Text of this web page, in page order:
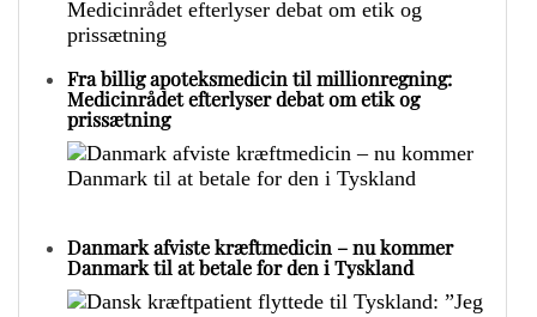
Fra billig apoteksmedicin til millionregning:
Medicinrådet efterlyser debat om etik og
prissætning
Danmark afviste kræftmedicin – nu kommer
Danmark til at betale for den i Tyskland